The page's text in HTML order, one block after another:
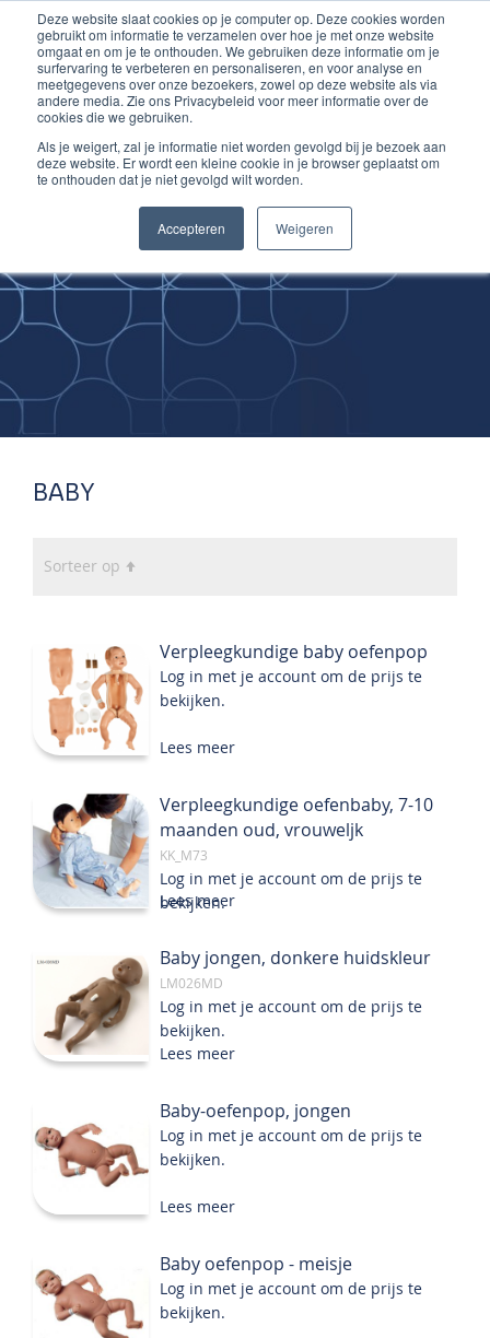
Deze website slaat cookies op je computer op. Deze cookies worden
gebruikt om informatie te verzamelen over hoe je met onze website
omgaat en om je te onthouden. We gebruiken deze informatie om je
surfervaring te verbeteren en personaliseren, en voor analyse en
meetgegevens over onze bezoekers, zowel op deze website als via
andere media. Zie ons Privacybeleid voor meer informatie over de
cookies die we gebruiken.
Als je weigert, zal je informatie niet worden gevolgd bij je bezoek aan
deze website. Er wordt een kleine cookie in je browser geplaatst om
te onthouden dat je niet gevolgd wilt worden.
Accepteren Weigeren
Inloggen account
Ga
naar
de
inhoud
Improving
Medical Skills
BABY
Sorteer op
sorteren
Verpleegkundige baby oefenpop
Log in met je account om de prijs te
bekijken.
Lees meer
Verpleegkundige oefenbaby, 7-10
maanden oud, vrouweljk
KK_M73
Log in met je account om de prijs te
bekijken.
Lees meer
Baby jongen, donkere huidskleur
LM026MD
Log in met je account om de prijs te
bekijken.
Lees meer
Baby-oefenpop, jongen
Log in met je account om de prijs te
bekijken.
Lees meer
Baby oefenpop - meisje
Log in met je account om de prijs te
bekijken.